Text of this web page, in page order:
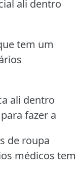
ali dentro
tem um
ali dentro
fazer a
de roupa
médicos tem